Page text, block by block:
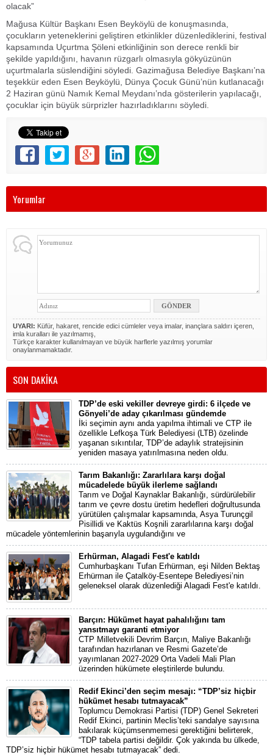
olacak”
Mağusa Kültür Başkanı Esen Beyköylü de konuşmasında,
çocukların yeteneklerini geliştiren etkinlikler düzenlediklerini, festival
kapsamında Uçurtma Şöleni etkinliğinin son derece renkli bir
şekilde yapıldığını, havanın rüzgarlı olmasıyla gökyüzünün
uçurtmalarla süslendiğini söyledi. Gazimağusa Belediye Başkanı’na
teşekkür eden Esen Beyköylü, Dünya Çocuk Günü’nün kutlanacağı
2 Haziran günü Namık Kemal Meydanı’nda gösterilerin yapılacağı,
çocuklar için büyük sürprizler hazırladıklarını söyledi.
Yorumlar
UYARI: Küfür, hakaret, rencide edici cümleler veya imalar, inançlara saldırı içeren,
imla kuralları ile yazılmamış,
Türkçe karakter kullanılmayan ve büyük harflerle yazılmış yorumlar
onaylanmamaktadır.
SON DAKİKA
TDP’de eski vekiller devreye girdi: 6 ilçede ve
Gönyeli’de aday çıkarılması gündemde
İki seçimin aynı anda yapılma ihtimali ve CTP ile
özellikle Lefkoşa Türk Belediyesi (LTB) özelinde
yaşanan sıkıntılar, TDP’de adaylık stratejisinin
yeniden masaya yatırılmasına neden oldu.
Tarım Bakanlığı: Zararlılara karşı doğal
mücadelede büyük ilerleme sağlandı
Tarım ve Doğal Kaynaklar Bakanlığı, sürdürülebilir
tarım ve çevre dostu üretim hedefleri doğrultusunda
yürütülen çalışmalar kapsamında, Asya Turunçgil
Pisillidi ve Kaktüs Koşnili zararlılarına karşı doğal
mücadele yöntemlerinin başarıyla uygulandığını ve
Erhürman, Alagadi Fest'e katıldı
Cumhurbaşkanı Tufan Erhürman, eşi Nilden Bektaş
Erhürman ile Çatalköy-Esentepe Belediyesi’nin
geleneksel olarak düzenlediği Alagadi Fest'e katıldı.
Barçın: Hükümet hayat pahalılığını tam
yansıtmayı garanti etmiyor
CTP Milletvekili Devrim Barçın, Maliye Bakanlığı
tarafından hazırlanan ve Resmi Gazete’de
yayımlanan 2027-2029 Orta Vadeli Mali Plan
üzerinden hükümete eleştirilerde bulundu.
Redif Ekinci’den seçim mesajı: “TDP’siz hiçbir
hükümet hesabı tutmayacak”
Toplumcu Demokrasi Partisi (TDP) Genel Sekreteri
Redif Ekinci, partinin Meclis’teki sandalye sayısına
bakılarak küçümsenmemesi gerektiğini belirterek,
“TDP tabela partisi değildir. Çok yakında bu ülkede,
TDP’siz hiçbir hükümet hesabı tutmayacak” dedi.